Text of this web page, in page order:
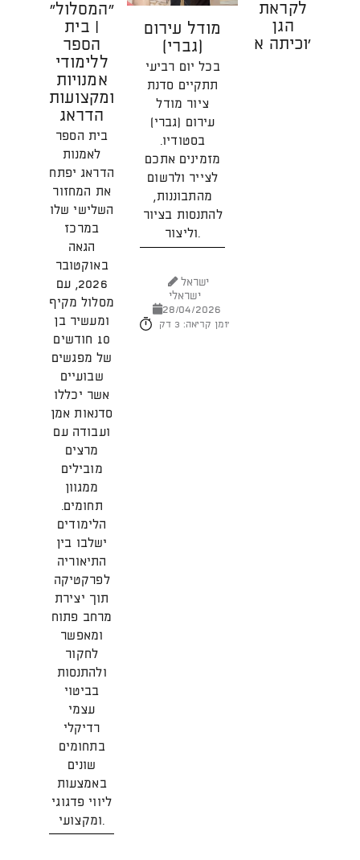
לקראת
הגן
וכיתה א'
מודל עירום
(גברי)
בכל יום רביעי
תתקיים סדנת
ציור מודל
עירום (גברי)
בסטודיו.
מזמינים אתכם
לצייר ולרשום
מהתבוננות,
להתנסות בציור
וליצור.
ישראל
ישראלי
28/04/2026
זמן קריאה: 3 דק'
״המסלול״
| בית
הספר
ללימודי
אמנויות
ומקצועות
הדראג
בית הספר
לאמנות
הדראג יפתח
את המחזור
השלישי שלו
במרכז
הגאה
באוקטובר
2026, עם
מסלול מקיף
ומעשיר בן
10 חודשים
של מפגשים
שבועיים
אשר יכללו
סדנאות אמן
ועבודה עם
מרצים
מובילים
ממגוון
תחומים.
הלימודים
ישלבו בין
התיאוריה
לפרקטיקה
תוך יצירת
מרחב פתוח
ומאפשר
לחקור
ולהתנסות
בביטוי
עצמי
רדיקלי
בתחומים
שונים
באמצעות
ליווי פדגוגי
ומקצועי.